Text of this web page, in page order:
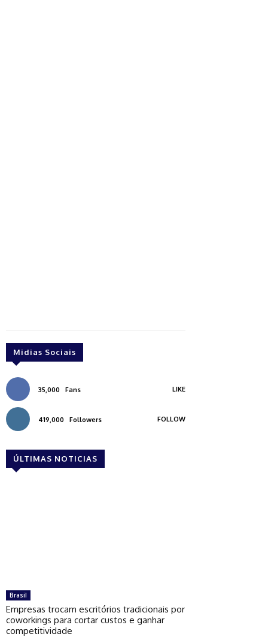
Midias Sociais
35,000 Fans LIKE
419,000 Followers FOLLOW
ÚLTIMAS NOTICIAS
Brasil
Empresas trocam escritórios tradicionais por
coworkings para cortar custos e ganhar
competitividade